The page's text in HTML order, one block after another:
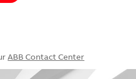
ABB Contact Center